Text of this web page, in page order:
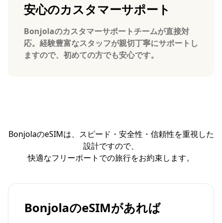
安心のカスタマーサポート
Bonjolaのカスタマーサポートチームが直接対
応。経験豊富なスタッフが親切丁寧にサポートし
ますので、初めての方でも安心です。
BonjolaのeSIMは、スピード・安全性・信頼性を重視した
設計ですので、
快適なフリーポートでの旅行をお約束します。
BonjolaのeSIMがあれば